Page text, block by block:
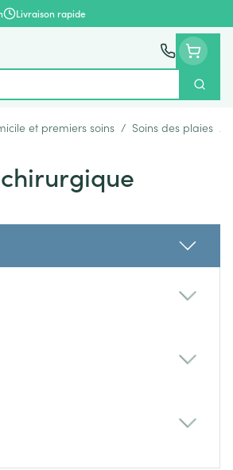
Livraison rapide
et premiers soins / Soins des plaies /